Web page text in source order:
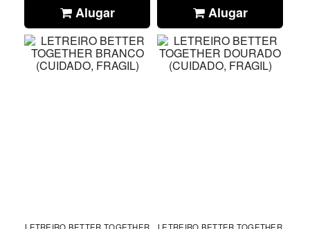
Alugar Alugar